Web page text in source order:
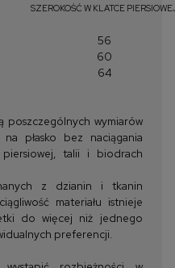
SZEROKOŚĆ W KLATCE
56
60
64
wymiarów
płasko bez naciągania
piersiowej, talii i biodrach
z dzianin i tkanin
materiału istnieje
do więcej niż jednego
preferencji.